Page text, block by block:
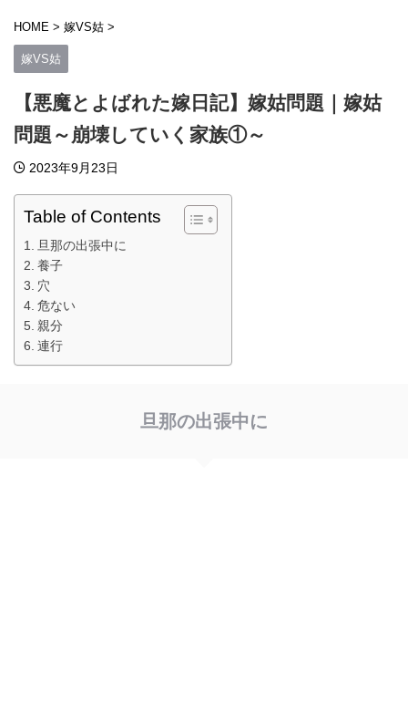
HOME > 嫁VS姑 >
嫁VS姑
【悪魔とよばれた嫁日記】嫁姑問題｜嫁姑
問題～崩壊していく家族①～
2023年9月23日
Table of Contents
旦那の出張中に
養子
穴
危ない
親分
連行
旦那の出張中に